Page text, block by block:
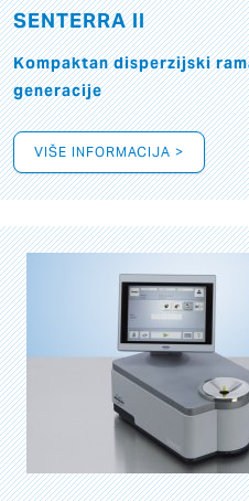
SENTERRA II
Kompaktan disperzijski
generacije
VIŠE INFORMACIJA >